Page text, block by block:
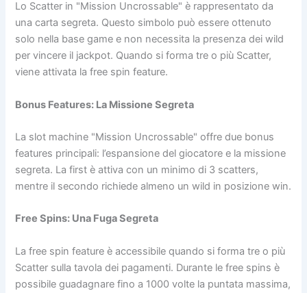
Lo Scatter in "Mission Uncrossable" è rappresentato da
una carta segreta. Questo simbolo può essere ottenuto
solo nella base game e non necessita la presenza dei wild
per vincere il jackpot. Quando si forma tre o più Scatter,
viene attivata la free spin feature.
Bonus Features: La Missione Segreta
La slot machine "Mission Uncrossable" offre due bonus
features principali: l’espansione del giocatore e la missione
segreta. La first è attiva con un minimo di 3 scatters,
mentre il secondo richiede almeno un wild in posizione win.
Free Spins: Una Fuga Segreta
La free spin feature è accessibile quando si forma tre o più
Scatter sulla tavola dei pagamenti. Durante le free spins è
possibile guadagnare fino a 1000 volte la puntata massima,